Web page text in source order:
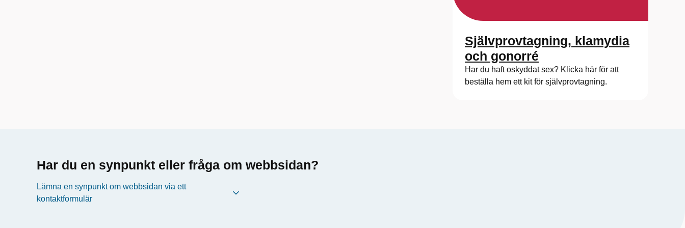
Självprovtagning, klamydia
och gonorré
Har du haft oskyddat sex? Klicka här för att
beställa hem ett kit för självprovtagning.
Har du en synpunkt eller fråga om webbsidan?
Lämna en synpunkt om webbsidan via ett
kontaktformulär